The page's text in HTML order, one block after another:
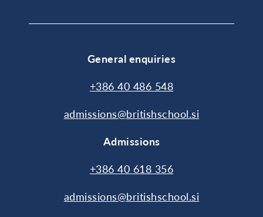
General enquiries
+386 40 486 548
admissions@britishschool.si
Admissions
+386 40 618 356
admissions@britishschool.si